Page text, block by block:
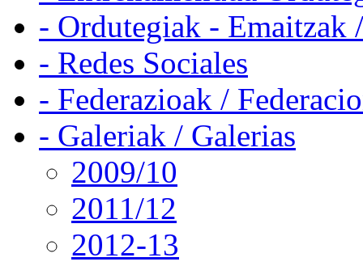
- Ordutegiak - Emaitzak
- Redes Sociales
- Federazioak /
- Galeriak / Galerias
2009/10
2011/12
2012-13